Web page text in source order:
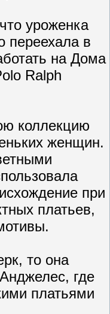
уроженка
переехала в
на Дома
Ralph
коллекцию
женщин.
при
платьев,
то она
где
платьями